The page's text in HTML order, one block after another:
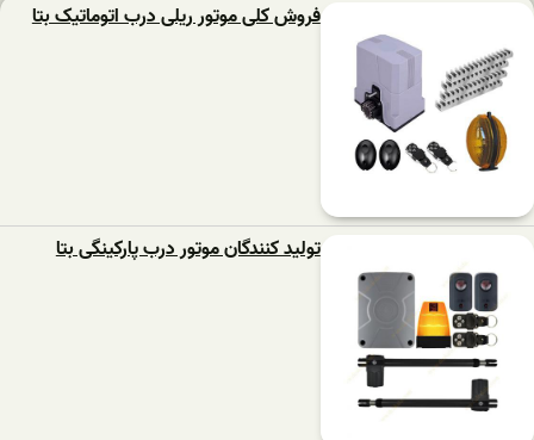
فروش کلی موتور ریلی درب اتوماتیک بتا
تولید کنندگان موتور درب پارکینگی بتا